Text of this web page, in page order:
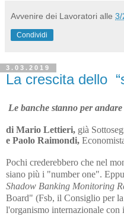
Avvenire dei Lavoratori alle 3/
Condividi
3.03.2019
La crescita dello
Le banche stanno per
di Mario Lettieri, già
e Paolo Raimondi,
Pochi crederebbero che nel
siano più i "number one".
Shadow Banking Monitoring
Board" (Fsb, il Consiglio per
l'organismo internazionale